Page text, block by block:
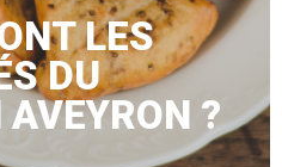
LES
DU
?